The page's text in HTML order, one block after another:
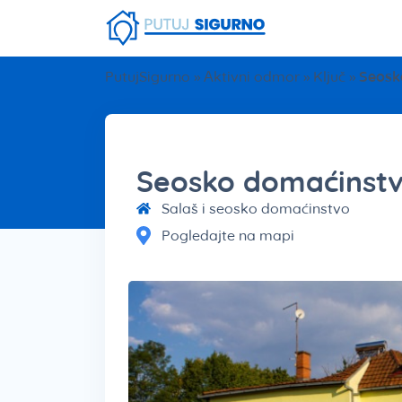
PutujSigurno » Aktivni odmor » Ključ »
Seosko
Salaš i seosko domaćinstvo
Pogledajte na mapi